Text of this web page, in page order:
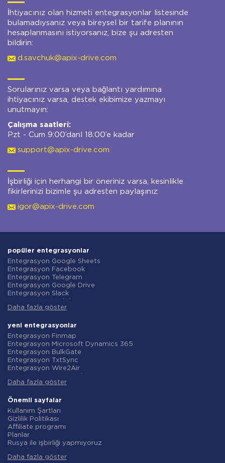
İhtiyacınız olan hizmeti entegrasyonlar listesinde
bulamadıysanız veya bireysel bir tarife planının
hesaplanmasını istiyorsanız, bize şu adresten
bildirin:
d.savchuk@apix-drive.com
Sorularınız varsa veya bağlantı yardımına
ihtiyacınız varsa, destek ekibimize yazmayı
unutmayın:
Çalışma saatleri:
Pzt - Cum 9:00’danl 18:00’e kadar
support@apix-drive.com
İşbirliği için herhangi bir öneriniz varsa, kesinlikle
fikirlerinizi bizimle şu adresten paylaşınız:
igor@apix-drive.com
popüler entegrasyonlar
Entegrasyon Google Sheets
Entegrasyon Facebook
Entegrasyon Telegram
Entegrasyon Google Drive
Entegrasyon Slack
Entegrasyon Gmail
Entegrasyon ClickUp
Entegrasyon Airtable
Entegrasyon Google Contacts
Entegrasyon OpenAI (ChatGPT)
Entegrasyon Instagram
Entegrasyon ActiveCampaign
Entegrasyon Typeform
Entegrasyon Salesforce CRM
Entegrasyon Notion
Entegrasyon AWeber
Entegrasyon Asana
Entegrasyon ZOHO CRM
Entegrasyon Webhooks
Entegrasyon GetResponse
Entegrasyon WooCommerce
Daha fazla göster
yeni entegrasyonlar
Entegrasyon Finmap
Entegrasyon Microsoft Dynamics 365
Entegrasyon BulkGate
Entegrasyon TxtSync
Entegrasyon Wire2Air
Entegrasyon Infobip
Entegrasyon AtomPark
Entegrasyon TXTImpact
Entegrasyon Campaign Monitor
Entegrasyon CM.com
Entegrasyon D7 Networks
Entegrasyon SMS.to
Entegrasyon SMSGlobal
Entegrasyon Textlocal
Daha fazla göster
Önemli sayfalar
Kullanım Şartları
Gizlilik Politikası
Affiliate programı
Planlar
Rusya ile işbirliği yapmıyoruz
iade politikasi
Daha fazla göster